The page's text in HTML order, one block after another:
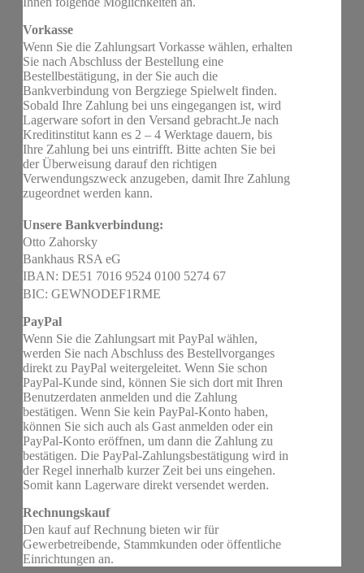
Vorkasse
Wenn Sie die Zahlungsart Vorkasse wählen, erhalten
Sie nach Abschluss der Bestellung eine
Bestellbestätigung, in der Sie auch die
Bankverbindung von Bergziege Spielwelt finden.
Sobald Ihre Zahlung bei uns eingegangen ist, wird
Lagerware sofort in den Versand gebracht.Je nach
Kreditinstitut kann es 2 – 4 Werktage dauern, bis
Ihre Zahlung bei uns eintrifft. Bitte achten Sie bei
der Überweisung darauf den richtigen
Verwendungszweck anzugeben, damit Ihre Zahlung
zugeordnet werden kann.
Unsere Bankverbindung:
Otto Zahorsky
Bankhaus RSA eG
IBAN: DE51 7016 9524 0100 5274 67
BIC: GEWNODEF1RME
PayPal
Wenn Sie die Zahlungsart mit PayPal wählen,
werden Sie nach Abschluss des Bestellvorganges
direkt zu PayPal weitergeleitet. Wenn Sie schon
PayPal-Kunde sind, können Sie sich dort mit Ihren
Benutzerdaten anmelden und die Zahlung
bestätigen. Wenn Sie kein PayPal-Konto haben,
können Sie sich auch als Gast anmelden oder ein
PayPal-Konto eröffnen, um dann die Zahlung zu
bestätigen. Die PayPal-Zahlungsbestätigung wird in
der Regel innerhalb kurzer Zeit bei uns eingehen.
Somit kann Lagerware direkt versendet werden.
Rechnungskauf
Den kauf auf Rechnung bieten wir für
Gewerbetreibende, Stammkunden oder öffentliche
Einrichtungen an.